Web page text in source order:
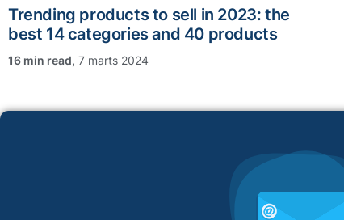
Trending products to sell in 2023: the
best 14 categories and 40 products
, 7 marts 2024